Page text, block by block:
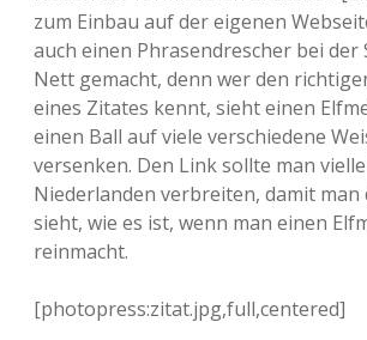
zum Einbau auf der eigenen
auch einen Phrasendrescher bei der
Nett gemacht, denn wer den
eines Zitates kennt, sieht einen
einen Ball auf viele verschiedene
versenken. Den Link sollte man
Niederlanden verbreiten, damit man
sieht, wie es ist, wenn man einen
reinmacht.
[photopress:zitat.jpg,full,centered]